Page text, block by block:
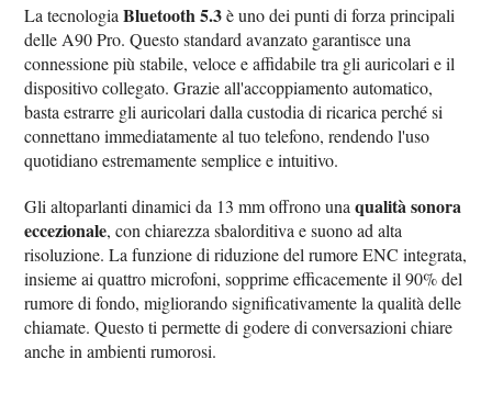
La tecnologiaBluetooth 5.3è uno dei punti di forza principali
delle A90 Pro. Questo standard avanzato garantisce una
connessione più stabile, veloce e affidabile tra gli auricolari e il
dispositivo collegato. Grazie all'accoppiamento automatico,
basta estrarre gli auricolari dalla custodia di ricarica perché si
connettano immediatamente al tuo telefono, rendendo l'uso
quotidiano estremamente semplice e intuitivo.
Gli altoparlanti dinamici da 13 mm offrono unaqualità sonora
eccezionale, con chiarezza sbalorditiva e suono ad alta
risoluzione. La funzione di riduzione del rumore ENC integrata,
insieme ai quattro microfoni, sopprime efficacemente il 90% del
rumore di fondo, migliorando significativamente la qualità delle
chiamate. Questo ti permette di godere di conversazioni chiare
anche in ambienti rumorosi.